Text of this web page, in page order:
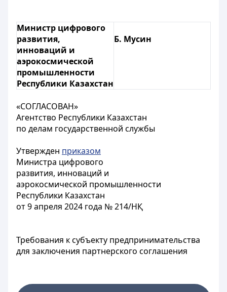
Министр цифрового
развития,
инноваций и
аэрокосмической
промышленности
Республики Казахстан
Б. Мусин
«СОГЛАСОВАН»
Агентство Республики Казахстан
по делам государственной службы
Утвержден приказом
Министра цифрового
развития, инноваций и
аэрокосмической промышленности
Республики Казахстан
от 9 апреля 2024 года № 214/НҚ
Требования к субъекту предпринимательства
для заключения партнерского соглашения